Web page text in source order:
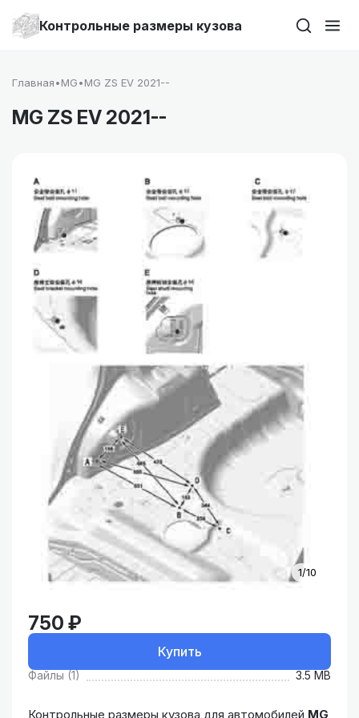
Контрольные размеры кузова
Главная•MG•MG ZS EV 2021--
MG ZS EV 2021--
1/10
750 ₽
Купить
Файлы (1) 3.5 MB
Контрольные размеры кузова для автомобилей MG